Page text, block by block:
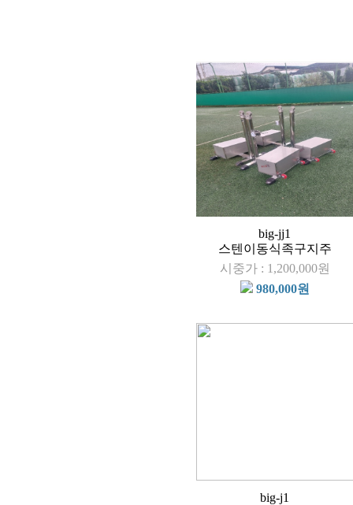
big-jj1
스텐이동식족구지주
시중가 : 1,200,000원
980,000원
big-j1